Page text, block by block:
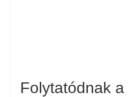
Folytatódnak a